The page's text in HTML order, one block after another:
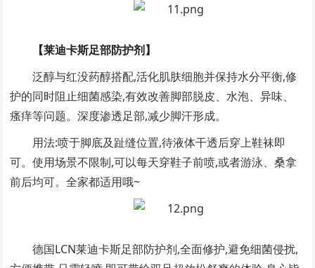
【莱迪卡斯足部防护剂】
泛醇与红没药醇搭配,活化肌肤细胞并保持水分平衡,修
护的同时阻止细菌感染,有效改善脚部脱皮、水泡、异味、
瘙痒等问题。深度渗透足部,减少脚汗形成。
用法:喷于脚底及趾缝位置,待液体干透后穿上鞋袜即
可。使用场景不限制,可以每天穿鞋子前喷,或者游泳、桑拿
前后均可。全家都适用哦~
德国LCN莱迪卡斯足部防护剂,全面修护,避免细菌侵扰,